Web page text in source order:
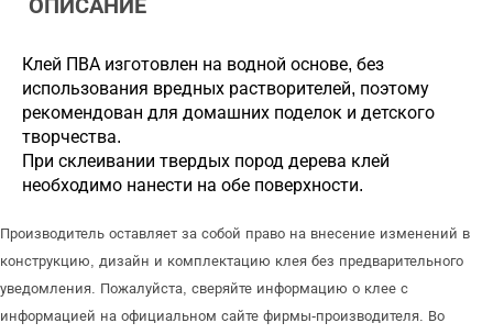
ОПИСАНИЕ
Клей ПВА изготовлен на водной основе, без
использования вредных растворителей, поэтому
рекомендован для домашних поделок и детского
творчества.
При склеивании твердых пород дерева клей
необходимо нанести на обе поверхности.
Производитель оставляет за собой право на внесение изменений в
конструкцию, дизайн и комплектацию клея без предварительного
уведомления. Пожалуйста, сверяйте информацию о клее с
информацией на официальном сайте фирмы-производителя. Во